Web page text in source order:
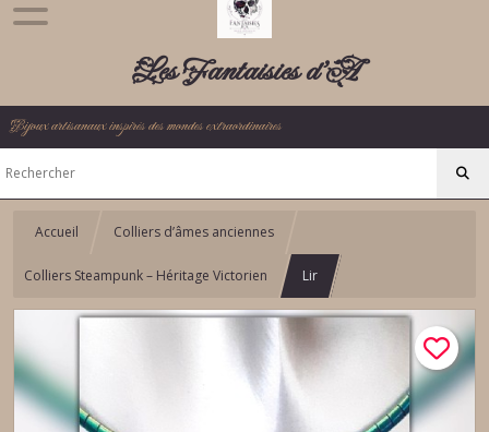
Les Fantaisies d'A
Bijoux artisanaux inspirés des mondes extraordinaires
Accueil Colliers d’âmes anciennes
Colliers Steampunk – Héritage Victorien Lir